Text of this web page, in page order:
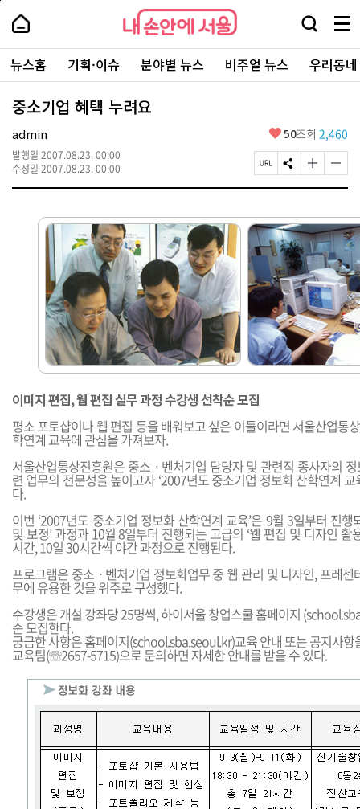
본
로
가
내
손
안
에
서
울
-
서
울
시
대
표
소
내
손
에
울
검
창
열
기
메
뉴
전
체
보
주
요
서
뉴스홈 기획·이슈 분야별 뉴스 비주얼 뉴스 우리동
중소기업 혜택 누려요
admin
발행일 2007.08.23. 00:00
수정일 2007.08.23. 00:00
좋
요
50조회 2,460
페
이
R
L
복
사
S
N
유
하
기
글
자
크
게
변
경
하
기
글
자
작
게
변
경
하
기
이미지 편집, 웹 편집 실무 과정 수강생 선착순 모집
평소 포토샵이나 웹 편집 등을 배워보고 싶은 이들이라면 서울산업통
학연계 교육에 관심을 가져보자.
서울산업통상진흥원은 중소ㆍ벤처기업 담당자 및 관련직 종사자의
련 업무의 전문성을 높이고자 ‘2007년도 중소기업 정보화 산학연계 교
다.
이번 ‘2007년도 중소기업 정보화 산학연계 교육’은 9월 3일부터 진행
및 보정’ 과정과 10월 8일부터 진행되는 고급의 ‘웹 편집 및 디자인 활
시간, 10일 30시간씩 야간 과정으로 진행된다.
프로그램은 중소ㆍ벤처기업 정보화업무 중 웹 관리 및 디자인, 프레
무에 유용한 것을 위주로 구성했다.
수강생은 개설 강좌당 25명씩, 하이서울 창업스쿨 홈페이지 (
순 모집한다.
궁금한 사항은 홈페이지(school.sba.seoul.kr)교육 안내 또는 공지사항
교육팀(☏2657-5715)으로 문의하면 자세한 안내를 받을 수 있다.
페
상
단
로